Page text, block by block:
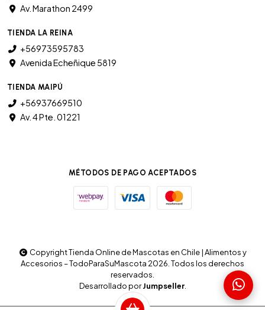
Av. Marathon 2499
TIENDA LA REINA
+56973595783
Avenida Echeñique 5819
TIENDA MAIPÚ
+56937669510
Av. 4 Pte. 01221
MÉTODOS DE PAGO ACEPTADOS
Copyright Tienda Online de Mascotas en Chile | Alimentos y
Accesorios – TodoParaSuMascota 2026. Todos los derechos
reservados.
Desarrollado porJumpseller.